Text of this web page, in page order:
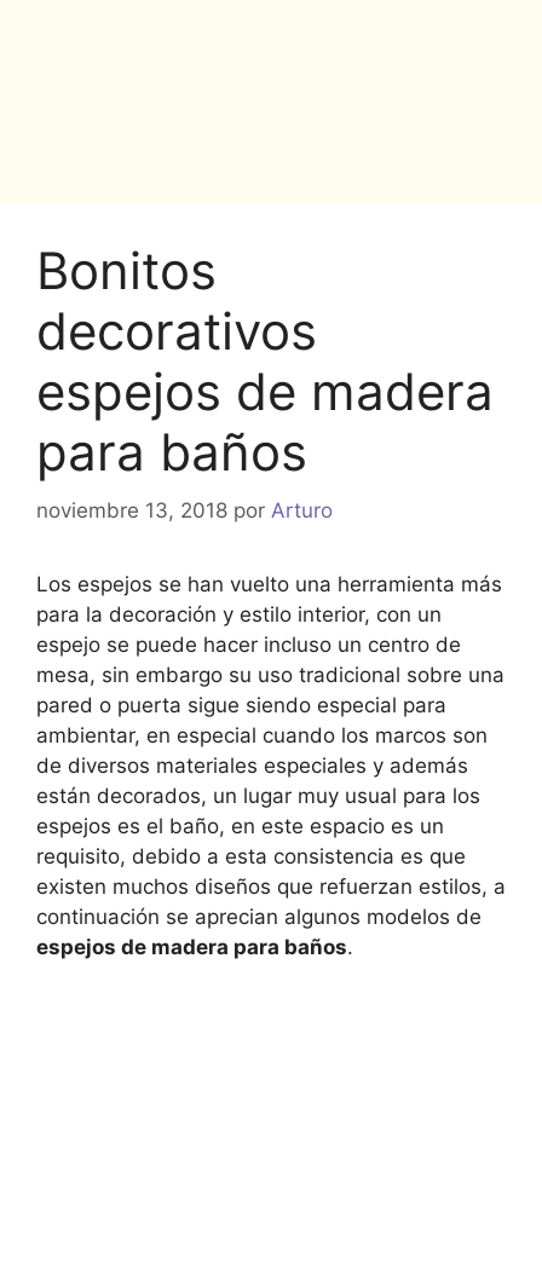
Bonitos
decorativos
espejos de madera
para baños
noviembre 13, 2018 por Arturo
Los espejos se han vuelto una herramienta más
para la decoración y estilo interior, con un
espejo se puede hacer incluso un centro de
mesa, sin embargo su uso tradicional sobre una
pared o puerta sigue siendo especial para
ambientar, en especial cuando los marcos son
de diversos materiales especiales y además
están decorados, un lugar muy usual para los
espejos es el baño, en este espacio es un
requisito, debido a esta consistencia es que
existen muchos diseños que refuerzan estilos, a
continuación se aprecian algunos modelos de
espejos de madera para baños.